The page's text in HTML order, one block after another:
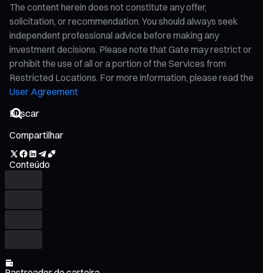
The content herein does not constitute any offer,
solicitation, or recommendation. You should always seek
independent professional advice before making any
investment decisions. Please note that Gate may restrict or
prohibit the use of all or a portion of the Services from
Restricted Locations. For more information, please read the
User Agreement
Compartilhar
Conteúdo